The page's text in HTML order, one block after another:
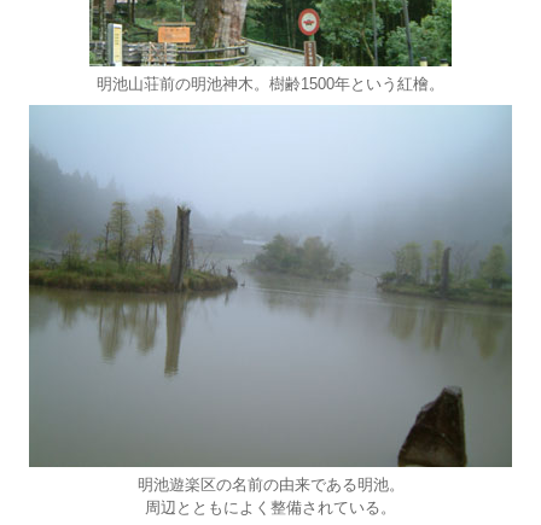
明池山荘前の明池神木。樹齢1500年という紅檜。
明池遊楽区の名前の由来である明池。
周辺とともによく整備されている。